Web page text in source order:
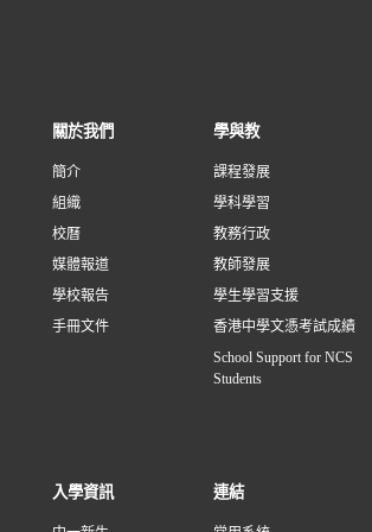
關於我們
簡介
組織
校曆
媒體報道
學校報告
手冊文件
學與教
課程發展
學科學習
教務行政
教師發展
學生學習支援
香港中學文憑考試成績
School Support for NCS
Students
入學資訊 連結